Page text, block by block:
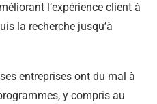
l’expérience client à
la recherche jusqu’à
entreprises ont du mal à
y compris au